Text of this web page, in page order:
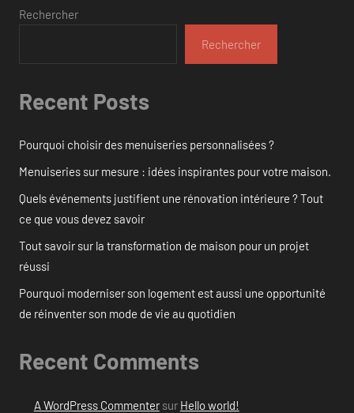
Rechercher
Rechercher
Recent Posts
Pourquoi choisir des menuiseries personnalisées ?
Menuiseries sur mesure : idées inspirantes pour votre maison.
Quels événements justifient une rénovation intérieure ? Tout
ce que vous devez savoir
Tout savoir sur la transformation de maison pour un projet
réussi
Pourquoi moderniser son logement est aussi une opportunité
de réinventer son mode de vie au quotidien
Recent Comments
A WordPress Commentersur Hello world!